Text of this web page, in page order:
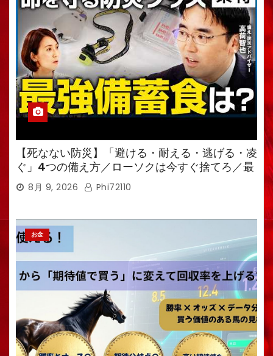
【死なない防災】「避ける・耐える・逃げる・凌
ぐ」4つの備え方／ローソクは今すぐ捨てろ／最
強備蓄食は「羊羹」／トイレ備蓄がなければ食料
も無意味
8月 9, 2026 Phi72110
お金